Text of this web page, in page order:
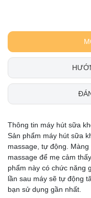
Thông tin máy hút sữa
Sản phẩm máy hút sữa
massage, tự động.
massage để mẹ cảm
phẩm này có chức năng
lần sau máy sẽ tự động
bạn sử dụng gần nhất.